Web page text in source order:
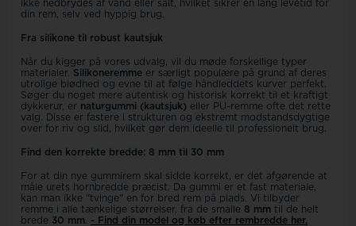
ikke nedbrydes af vand eller salt, hvilket sikrer en lang levetid for
din rem, selv ved hyppig brug.
Fra silikone til robust kautsjuk
Når du kigger på vores udvalg, vil du møde forskellige typer
materialer. Silikoneremme er særligt populære på grund af deres
utrolige blødhed og evne til at følge håndleddets kurver perfekt.
Søger du noget mere autentisk og historisk korrekt til et kraftigt
dykkerur, er naturgummi (kautsjuk) eller PU-remme ofte det rette
valg. Disse er fastere i strukturen og ekstremt modstandsdygtige
over for riv og slid, hvilket gør dem ideelle til professionelt brug.
Find den korrekte bredde: 8 mm til 30 mm
For at din nye gummirem skal sidde korrekt, er det afgørende at
måle urets hornbredde præcist. Da gummi er et fast materiale,
kan man ikke "tvinge" en for bred rem på plads. Vi tilbyder
remme i alle tænkelige størrelser, fra de smalle 8 mm til de helt
brede 30 mm - Find din model og køb efter rembredde her.